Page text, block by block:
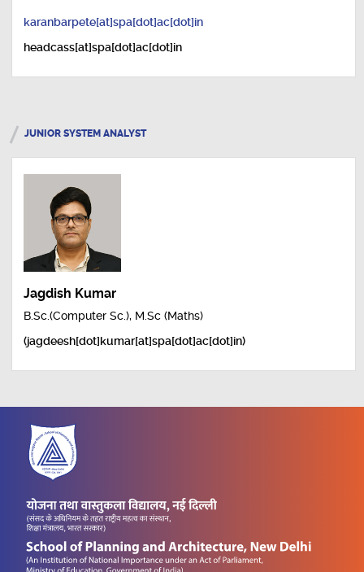
karanbarpete[at]spa[dot]ac[dot]in
headcass[at]spa[dot]ac[dot]in
JUNIOR SYSTEM ANALYST
Jagdish Kumar
B.Sc.(Computer Sc.), M.Sc (Maths)
(jagdeesh[dot]kumar[at]spa[dot]ac[dot]in)